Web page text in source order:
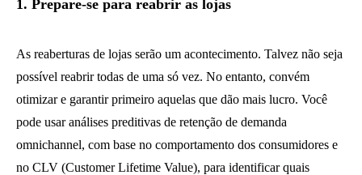
1. Prepare-se para reabrir as lojas
As reaberturas de lojas serão um acontecimento. Talvez não seja
possível reabrir todas de uma só vez. No entanto, convém
otimizar e garantir primeiro aquelas que dão mais lucro. Você
pode usar análises preditivas de retenção de demanda
omnichannel, com base no comportamento dos consumidores e
no CLV (Customer Lifetime Value), para identificar quais